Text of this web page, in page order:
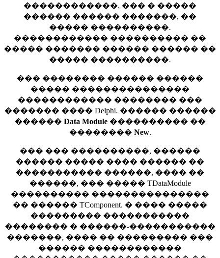
������������, ��� � �����
������ ������ �������, ��
����� ����������.
������������ ���������� ��
����� ������� ������ ������ ��
����� ����������.
��� �������� ������ ������
����� ���������������
������������ �������� ���
������� ���� Delphi. ������ ������
������ Data Module ���������� ��
�������� New.
��� ��� ����������, ������
������ ����� ���� ������ ��
����������� ������, ���� ��
������, ��� ����� TDataModule
���������� ���������������
�� ������ TComponent. � ���� �����
��������� �����������
�������� � ������-�����������
�������, ���� �� ��������� ���
������ ������������